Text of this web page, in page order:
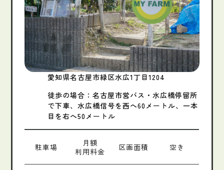
愛知県名古屋市緑区水広1丁目1204
徒歩の場合：名古屋市営バス・水広橋停留所
で下車、水広橋信号を西へ60メートル、一本
目を右へ50メートル
駐車場
月額
利用料金
区画面積 空き